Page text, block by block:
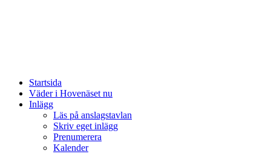
Startsida
Väder i Hovenäset nu
Inlägg
Läs på anslagstavlan
Skriv eget inlägg
Prenumerera
Kalender